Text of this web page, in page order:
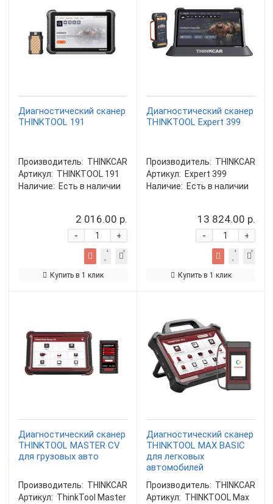
Диагностический сканер
THINKTOOL 191
Производитель: THINKCAR
Артикул: THINKTOOL 191
Наличие: Есть в наличии
2 016.00 р.
+
-
Купить в 1 клик
Диагностический сканер
THINKTOOL Expert 399
Производитель: THINKCAR
Артикул: Expert 399
Наличие: Есть в наличии
13 824.00 р.
+
-
Купить в 1 клик
Диагностический сканер
THINKTOOL MASTER CV
для грузовых авто
Производитель: THINKCAR
Артикул: ThinkTool Master
Диагностический сканер
THINKTOOL MAX BASIC
для легковых
автомобилей
Производитель: THINKCAR
Артикул: THINKTOOL Max